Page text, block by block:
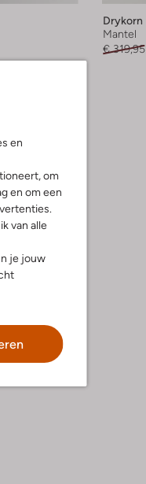
en
om
en om een
van alle
je jouw
Drykorn
Mantel
€ 319,95